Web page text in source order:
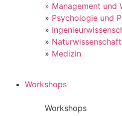
» Management und
» Psychologie und
»
»
» Medizin
Workshops
Workshops